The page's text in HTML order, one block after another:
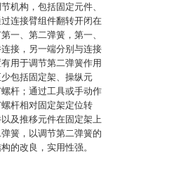
机构，包括固定元件、
连接臂组件翻转开闭在
一、第二弹簧，第一、
接，另一端分别与连接
用于调节第二弹簧作用
包括固定架、操纵元
杆；通过工具或手动作
杆相对固定架定位转
及推移元件在固定架上
簧，以调节第二弹簧的
的改良，实用性强。